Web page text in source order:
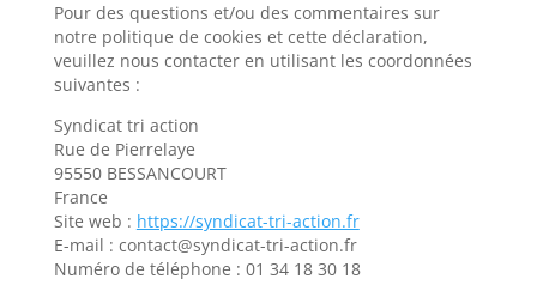
Pour des questions et/ou des commentaires sur
notre politique de cookies et cette déclaration,
veuillez nous contacter en utilisant les coordonnées
suivantes :
Syndicat tri action
Rue de Pierrelaye
95550 BESSANCOURT
France
Site web : https://syndicat-tri-action.fr
E-mail : contact@syndicat-tri-action.fr
Numéro de téléphone : 01 34 18 30 18